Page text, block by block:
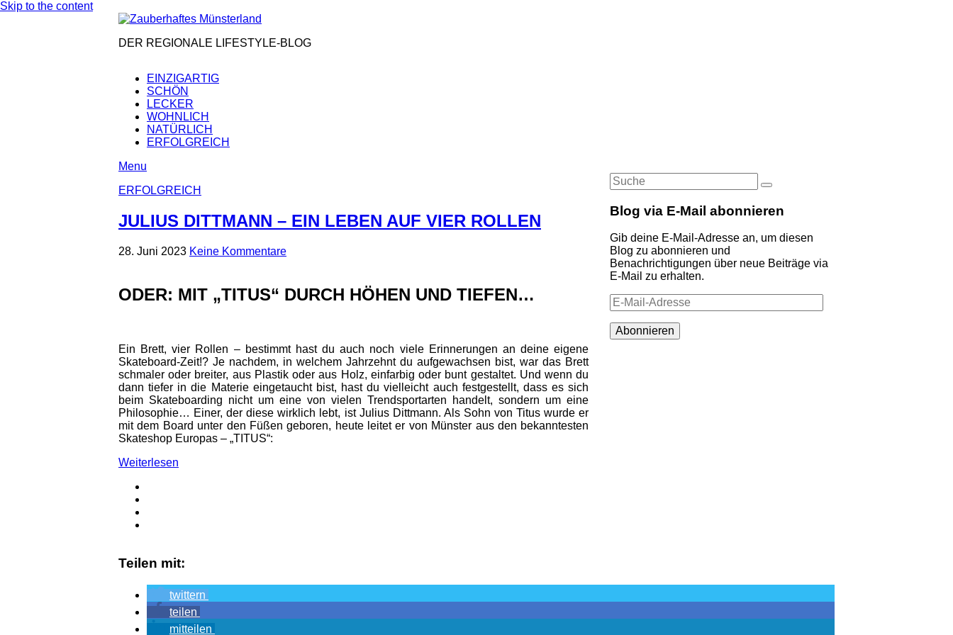
Skip to the content
DER REGIONALE LIFESTYLE-BLOG
EINZIGARTIG
SCHÖN
LECKER
WOHNLICH
NATÜRLICH
ERFOLGREICH
Menu
ERFOLGREICH
JULIUS DITTMANN – EIN LEBEN AUF VIER ROLLEN
28. Juni 2023 Keine Kommentare
ODER: MIT „TITUS“ DURCH HÖHEN UND TIEFEN…
Ein Brett, vier Rollen – bestimmt hast du auch noch viele Erinnerungen an deine eigene
Skateboard-Zeit!? Je nachdem, in welchem Jahrzehnt du aufgewachsen bist, war das Brett
schmaler oder breiter, aus Plastik oder aus Holz, einfarbig oder bunt gestaltet. Und wenn du
dann tiefer in die Materie eingetaucht bist, hast du vielleicht auch festgestellt, dass es sich
beim Skateboarding nicht um eine von vielen Trendsportarten handelt, sondern um eine
Philosophie… Einer, der diese wirklich lebt, ist Julius Dittmann. Als Sohn von Titus wurde er
mit dem Board unter den Füßen geboren, heute leitet er von Münster aus den bekanntesten
Skateshop Europas – „TITUS“:
Weiterlesen
Suche
nach:
Suche
Blog via E-Mail abonnieren
Gib deine E-Mail-Adresse an, um diesen
Blog zu abonnieren und
Benachrichtigungen über neue Beiträge via
E-Mail zu erhalten.
E-
Mail-
Adresse
Abonnieren
Teilen mit:
twittern
teilen
mitteilen